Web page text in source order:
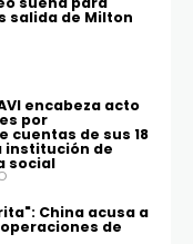
salida de Milton
encabeza acto
por
cuentas de sus 18
institución de
social
China acusa a
operaciones de